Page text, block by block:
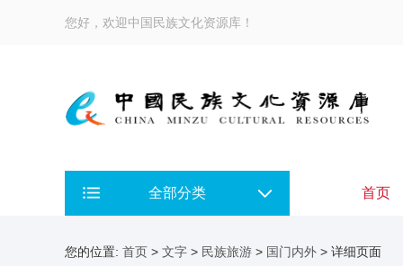
您好，欢迎中国民族文化资源库！
全部分类 首页
您的位置: 首页 > 文字 > 民族旅游 > 国门内外 > 详细页面